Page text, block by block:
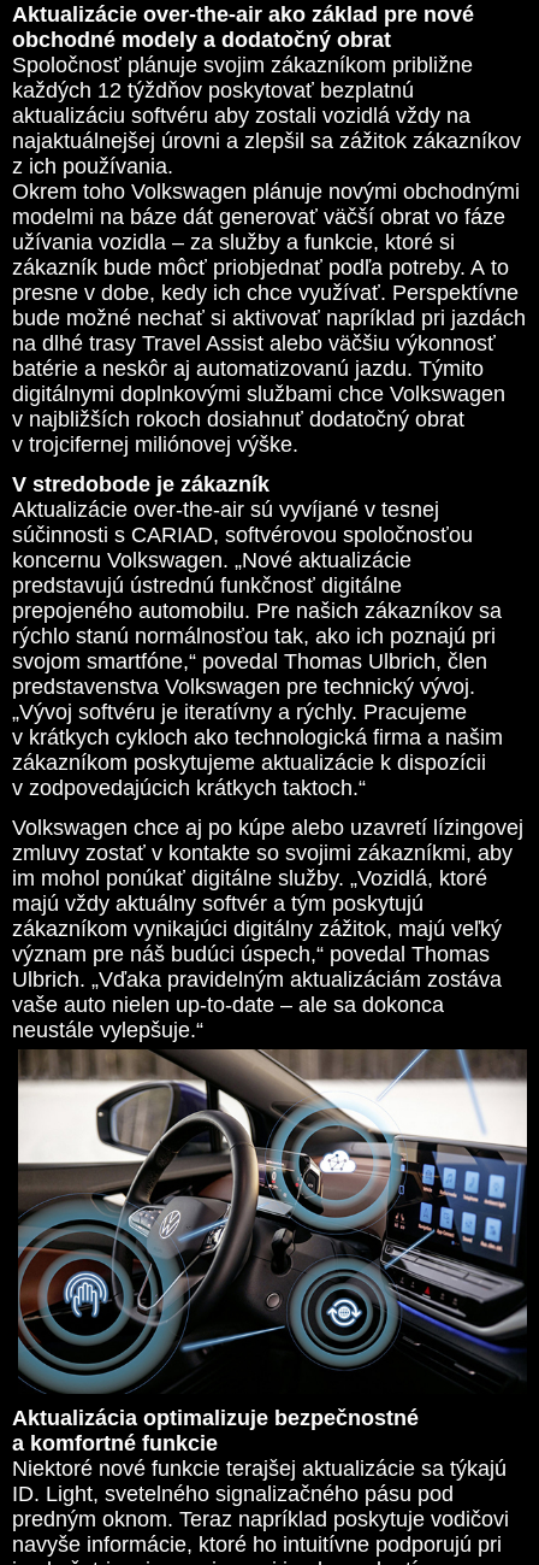
Aktualizácie over-the-air ako základ pre nové
obchodné modely a dodatočný obrat
Spoločnosť plánuje svojim zákazníkom približne
každých 12 týždňov poskytovať bezplatnú
aktualizáciu softvéru aby zostali vozidlá vždy na
najaktuálnejšej úrovni a zlepšil sa zážitok zákazníkov
z ich používania.
Okrem toho Volkswagen plánuje novými obchodnými
modelmi na báze dát generovať väčší obrat vo fáze
užívania vozidla – za služby a funkcie, ktoré si
zákazník bude môcť priobjednať podľa potreby. A to
presne v dobe, kedy ich chce využívať. Perspektívne
bude možné nechať si aktivovať napríklad pri jazdách
na dlhé trasy Travel Assist alebo väčšiu výkonnosť
batérie a neskôr aj automatizovanú jazdu. Týmito
digitálnymi doplnkovými službami chce Volkswagen
v najbližších rokoch dosiahnuť dodatočný obrat
v trojcifernej miliónovej výške.
V stredobode je zákazník
Aktualizácie over-the-air sú vyvíjané v tesnej
súčinnosti s CARIAD, softvérovou spoločnosťou
koncernu Volkswagen. „Nové aktualizácie
predstavujú ústrednú funkčnosť digitálne
prepojeného automobilu. Pre našich zákazníkov sa
rýchlo stanú normálnosťou tak, ako ich poznajú pri
svojom smartfóne,“ povedal Thomas Ulbrich, člen
predstavenstva Volkswagen pre technický vývoj.
„Vývoj softvéru je iteratívny a rýchly. Pracujeme
v krátkych cykloch ako technologická firma a našim
zákazníkom poskytujeme aktualizácie k dispozícii
v zodpovedajúcich krátkych taktoch.“
Volkswagen chce aj po kúpe alebo uzavretí lízingovej
zmluvy zostať v kontakte so svojimi zákazníkmi, aby
im mohol ponúkať digitálne služby. „Vozidlá, ktoré
majú vždy aktuálny softvér a tým poskytujú
zákazníkom vynikajúci digitálny zážitok, majú veľký
význam pre náš budúci úspech,“ povedal Thomas
Ulbrich. „Vďaka pravidelným aktualizáciám zostáva
vaše auto nielen up-to-date – ale sa dokonca
neustále vylepšuje.“
Aktualizácia optimalizuje bezpečnostné
a komfortné funkcie
Niektoré nové funkcie terajšej aktualizácie sa týkajú
ID. Light, svetelného signalizačného pásu pod
predným oknom. Teraz napríklad poskytuje vodičovi
navyše informácie, ktoré ho intuitívne podporujú pri